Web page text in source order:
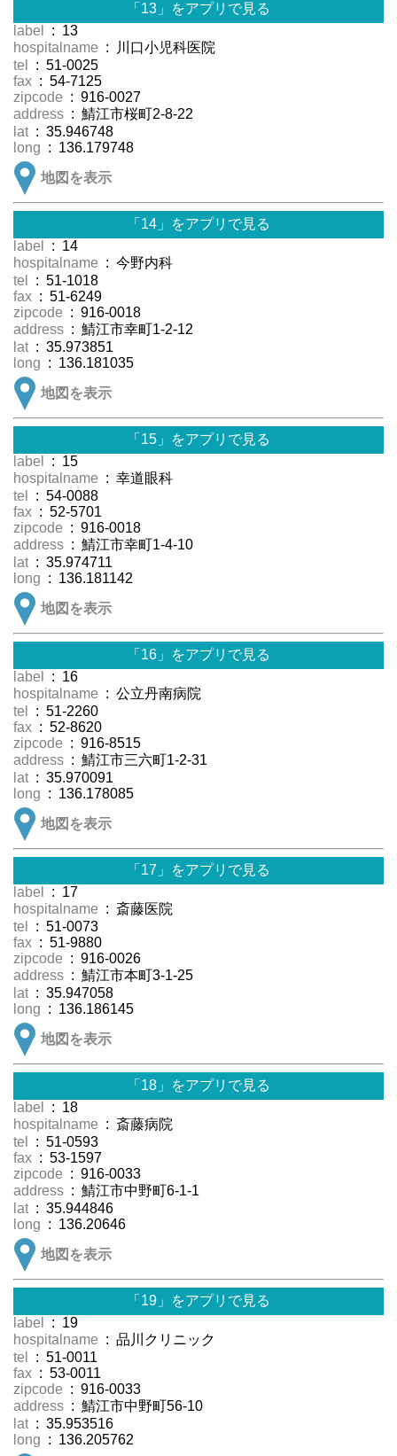
「13」をアプリで見る
label
: 13
hospitalname : 川口小児科医院
tel
: 51-0025
fax : 54-7125
zipcode : 916-0027
address : 鯖江市桜町2-8-22
lat : 35.946748
long : 136.179748
地図を表示
「14」をアプリで見る
label
: 14
hospitalname : 今野内科
tel
: 51-1018
fax : 51-6249
zipcode : 916-0018
address : 鯖江市幸町1-2-12
lat : 35.973851
long : 136.181035
地図を表示
「15」をアプリで見る
label
: 15
hospitalname : 幸道眼科
tel
: 54-0088
fax : 52-5701
zipcode : 916-0018
address : 鯖江市幸町1-4-10
lat : 35.974711
long : 136.181142
地図を表示
「16」をアプリで見る
label
: 16
hospitalname : 公立丹南病院
tel
: 51-2260
fax : 52-8620
zipcode : 916-8515
address : 鯖江市三六町1-2-31
lat : 35.970091
long : 136.178085
地図を表示
「17」をアプリで見る
label
: 17
hospitalname : 斎藤医院
tel
: 51-0073
fax : 51-9880
zipcode : 916-0026
address : 鯖江市本町3-1-25
lat : 35.947058
long : 136.186145
地図を表示
「18」をアプリで見る
label
: 18
hospitalname : 斎藤病院
tel
: 51-0593
fax : 53-1597
zipcode : 916-0033
address : 鯖江市中野町6-1-1
lat : 35.944846
long : 136.20646
地図を表示
「19」をアプリで見る
label
: 19
hospitalname : 品川クリニック
tel
: 51-0011
fax : 53-0011
zipcode : 916-0033
address : 鯖江市中野町56-10
lat : 35.953516
long : 136.205762